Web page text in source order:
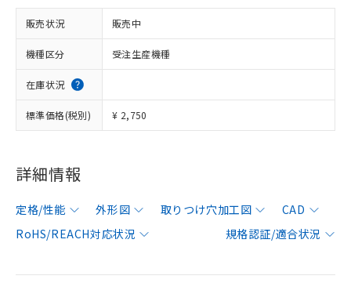
販売状況 販売中
機種区分 受注生産機種
在庫状況
標準価格(税別) ¥ 2,750
詳細情報
定格/性能 外形図 取りつけ穴加工図
CAD
RoHS/REACH対応状況
規格認証/適合状況